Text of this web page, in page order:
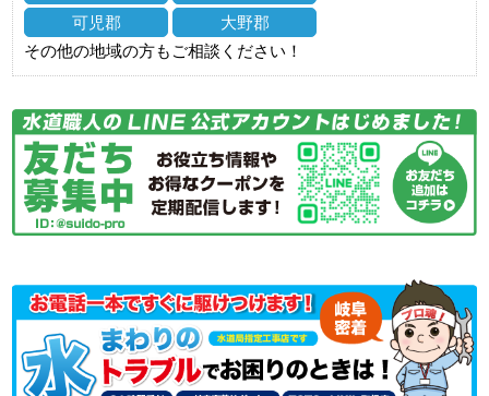
可児郡
大野郡
その他の地域の方もご相談ください！